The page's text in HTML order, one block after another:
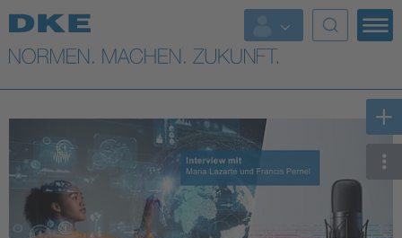
Top-Themen
VDE Fokusthemen
Digital Security
Energy